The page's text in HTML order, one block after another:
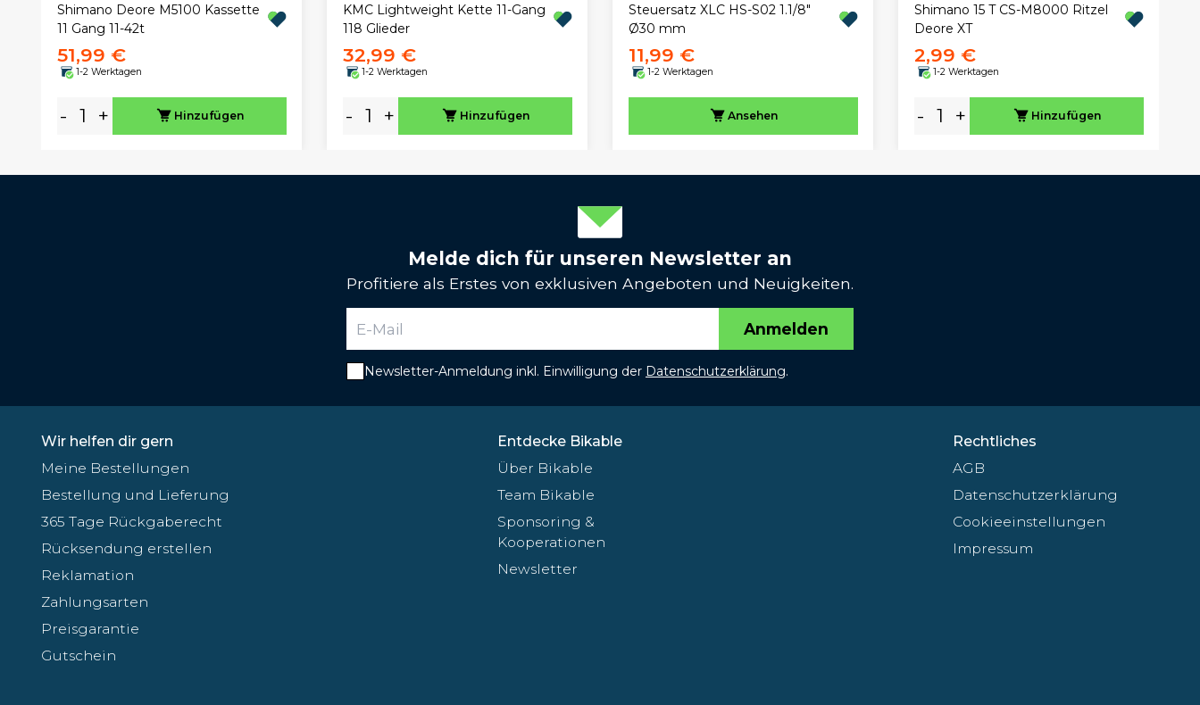
Shimano Deore M5100 Kassette
11 Gang 11-42t
51,99 €
1-2 Werktagen
- + Hinzufügen
KMC Lightweight Kette 11-Gang
118 Glieder
32,99 €
1-2 Werktagen
- + Hinzufügen
Steuersatz XLC HS-S02 1.1/8"
Ø30 mm
11,99 €
1-2 Werktagen
Ansehen
Shimano 15 T CS-M8000 Ritzel
Deore XT
2,99 €
1-2 Werktagen
- + Hinzufügen
Melde dich für unseren Newsletter an
Profitiere als Erstes von exklusiven Angeboten und Neuigkeiten.
Anmelden
Newsletter-Anmeldung inkl. Einwilligung der Datenschutzerklärung.
Wir helfen dir gern
Meine Bestellungen
Bestellung und Lieferung
365 Tage Rückgaberecht
Rücksendung erstellen
Reklamation
Zahlungsarten
Preisgarantie
Gutschein
Entdecke Bikable
Über Bikable
Team Bikable
Sponsoring &
Kooperationen
Newsletter
Rechtliches
AGB
Datenschutzerklärung
Cookieeinstellungen
Impressum